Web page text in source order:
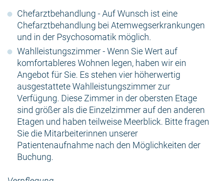
Chefarztbehandlung - Auf Wunsch ist eine
Chefarztbehandlung bei Atemwegserkrankungen
und in der Psychosomatik möglich.
Wahlleistungszimmer - Wenn Sie Wert auf
komfortableres Wohnen legen, haben wir ein
Angebot für Sie. Es stehen vier höherwertig
ausgestattete Wahlleistungszimmer zur
Verfügung. Diese Zimmer in der obersten Etage
sind größer als die Einzelzimmer auf den anderen
Etagen und haben teilweise Meerblick. Bitte fragen
Sie die Mitarbeiterinnen unserer
Patientenaufnahme nach den Möglichkeiten der
Buchung.